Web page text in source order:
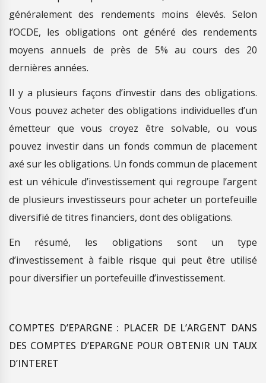
généralement des rendements moins élevés. Selon
l’OCDE, les obligations ont généré des rendements
moyens annuels de près de 5% au cours des 20
dernières années.
Il y a plusieurs façons d’investir dans des obligations.
Vous pouvez acheter des obligations individuelles d’un
émetteur que vous croyez être solvable, ou vous
pouvez investir dans un fonds commun de placement
axé sur les obligations. Un fonds commun de placement
est un véhicule d’investissement qui regroupe l’argent
de plusieurs investisseurs pour acheter un portefeuille
diversifié de titres financiers, dont des obligations.
En résumé, les obligations sont un type
d’investissement à faible risque qui peut être utilisé
pour diversifier un portefeuille d’investissement.
COMPTES D’EPARGNE : PLACER DE L’ARGENT DANS
DES COMPTES D’EPARGNE POUR OBTENIR UN TAUX
D’INTERET